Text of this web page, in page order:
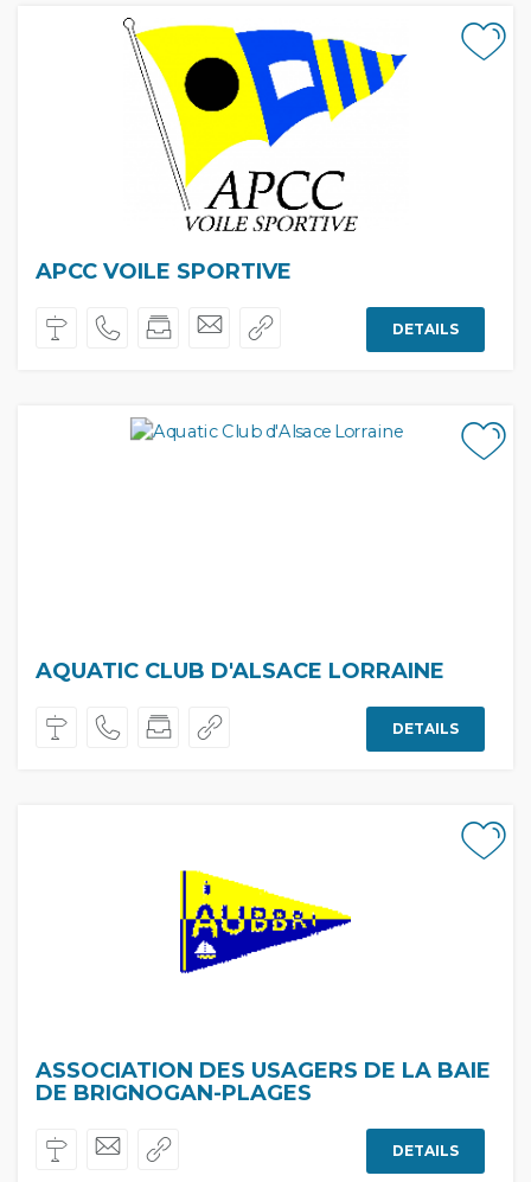
APCC VOILE SPORTIVE
DETAILS
AQUATIC CLUB D'ALSACE LORRAINE
DETAILS
ASSOCIATION DES USAGERS DE LA BAIE
DE BRIGNOGAN-PLAGES
DETAILS